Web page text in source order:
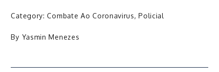
Category:Combate Ao Coronavirus,Policial
By Yasmin Menezes